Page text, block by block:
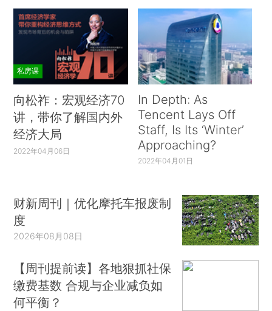
私房课
向松祚：宏观经济70
讲，带你了解国内外
经济大局
2022年04月06日
In Depth: As
Tencent Lays Off
Staff, Is Its ‘Winter’
Approaching?
2022年04月01日
财新周刊｜优化摩托车报废制
度
2026年08月08日
【周刊提前读】各地狠抓社保
缴费基数 合规与企业减负如
何平衡？